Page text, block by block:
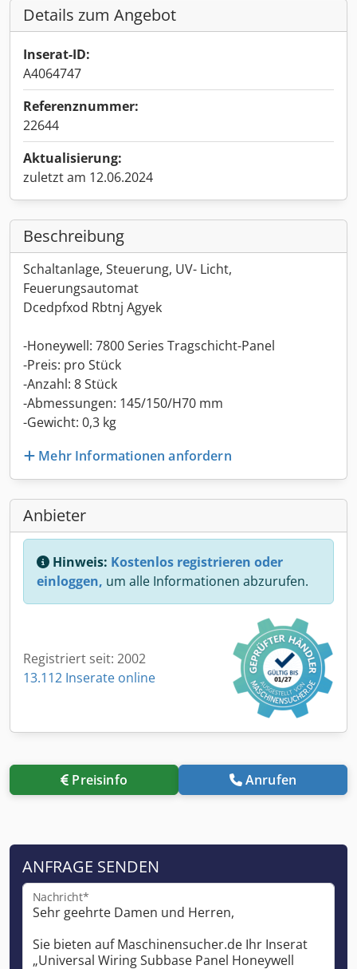
Details zum Angebot
Inserat-ID:
A4064747
Referenznummer:
22644
Aktualisierung:
zuletzt am 12.06.2024
Beschreibung
Schaltanlage, Steuerung, UV- Licht,
Feuerungsautomat
Dcedpfxod Rbtnj Agyek
-Honeywell: 7800 Series Tragschicht-Panel
-Preis: pro Stück
-Anzahl: 8 Stück
-Abmessungen: 145/150/H70 mm
-Gewicht: 0,3 kg
Mehr Informationen anfordern
Anbieter
Hinweis: Kostenlos registrieren oder
einloggen, um alle Informationen abzurufen.
Registriert seit: 2002
13.112 Inserate online
Preisinfo Anrufen
ANFRAGE SENDEN
Nachricht*